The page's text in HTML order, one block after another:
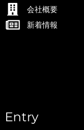
会社概要
新着情報
Entry